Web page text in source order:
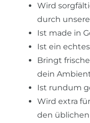
Wird
durch
Ist made in
Ist ein
Bringt
dein
Ist rundum
Wird extra
den